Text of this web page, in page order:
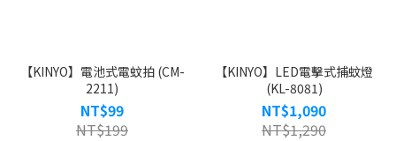
【KINYO】電池式電蚊拍 (CM-
2211)
NT$99
NT$199
【KINYO】LED電擊式捕蚊燈
(KL-8081)
NT$1,090
NT$1,290